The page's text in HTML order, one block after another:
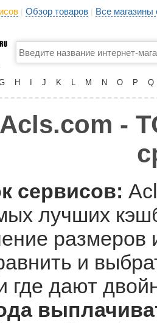
| Обзор товаров | Все
H J K L M N O P Q
-
сервисов:
лучших
размеров
и
где дают